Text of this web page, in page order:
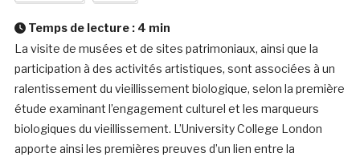
Temps de lecture : 4 min
La visite de musées et de sites patrimoniaux, ainsi que la
participation à des activités artistiques, sont associées à un
ralentissement du vieillissement biologique, selon la première
étude examinant l’engagement culturel et les marqueurs
biologiques du vieillissement. L’University College London
apporte ainsi les premières preuves d’un lien entre la